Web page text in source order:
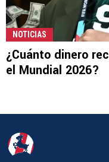
NOTICIAS
¿Cuánto dinero
el Mundial 2026?